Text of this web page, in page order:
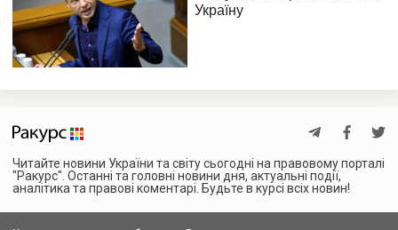
Читайте новини України та світу сьогодні на правовому порталі
"Ракурс". Останні та головні новини дня, актуальні події,
аналітика та правові коментарі. Будьте в курсі всіх новин!